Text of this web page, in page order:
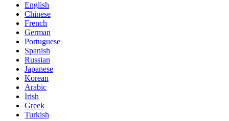
English
Chinese
French
German
Portuguese
Spanish
Russian
Japanese
Korean
Arabic
Irish
Greek
Turkish